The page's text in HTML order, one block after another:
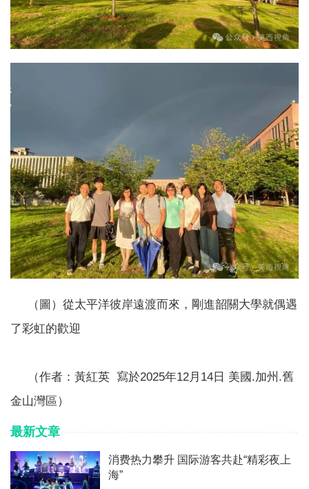
（圖）從太平洋彼岸遠渡而來，剛進韶關大學就偶遇
了彩虹的歡迎
（作者：黃紅英 寫於2025年12月14日 美國.加州.舊
金山灣區）
最新文章
消费热力攀升 国际游客共赴“精彩夜上
海”